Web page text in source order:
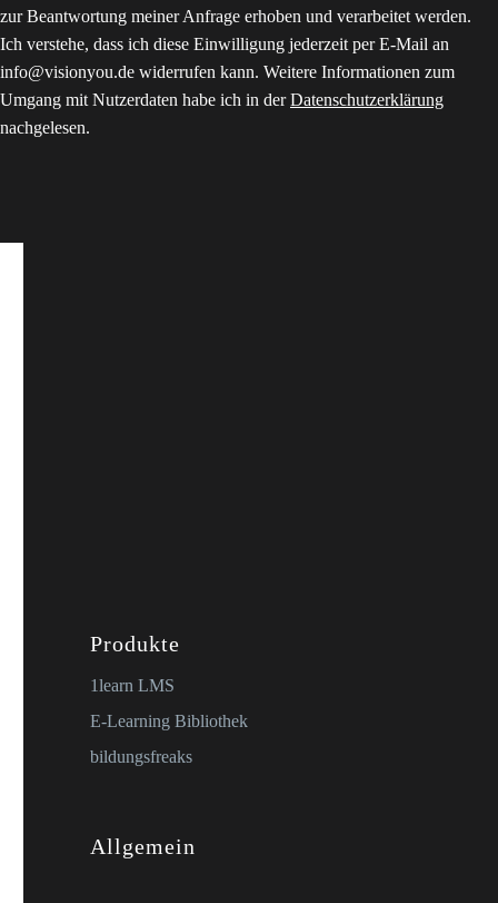
zur Beantwortung meiner Anfrage erhoben und verarbeitet werden.
Ich verstehe, dass ich diese Einwilligung jederzeit per E-Mail an
info@visionyou.de widerrufen kann. Weitere Informationen zum
Umgang mit Nutzerdaten habe ich in derDatenschutzerklärung
nachgelesen.
Produkte
1learn LMS
E-Learning Bibliothek
bildungsfreaks
Allgemein